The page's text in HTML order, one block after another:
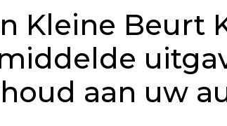
Kleine Beurt
aan uw